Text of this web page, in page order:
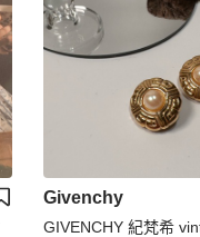
Givenchy
GIVENCHY 紀梵希